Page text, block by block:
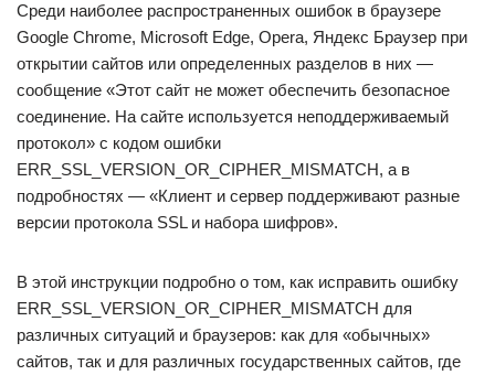
Среди наиболее распространенных ошибок в браузере
Google Chrome, Microsoft Edge, Opera, Яндекс Браузер при
открытии сайтов или определенных разделов в них —
сообщение «Этот сайт не может обеспечить безопасное
соединение. На сайте используется неподдерживаемый
протокол» с кодом ошибки
ERR_SSL_VERSION_OR_CIPHER_MISMATCH, а в
подробностях — «Клиент и сервер поддерживают разные
версии протокола SSL и набора шифров».
В этой инструкции подробно о том, как исправить ошибку
ERR_SSL_VERSION_OR_CIPHER_MISMATCH для
различных ситуаций и браузеров: как для «обычных»
сайтов, так и для различных государственных сайтов, где